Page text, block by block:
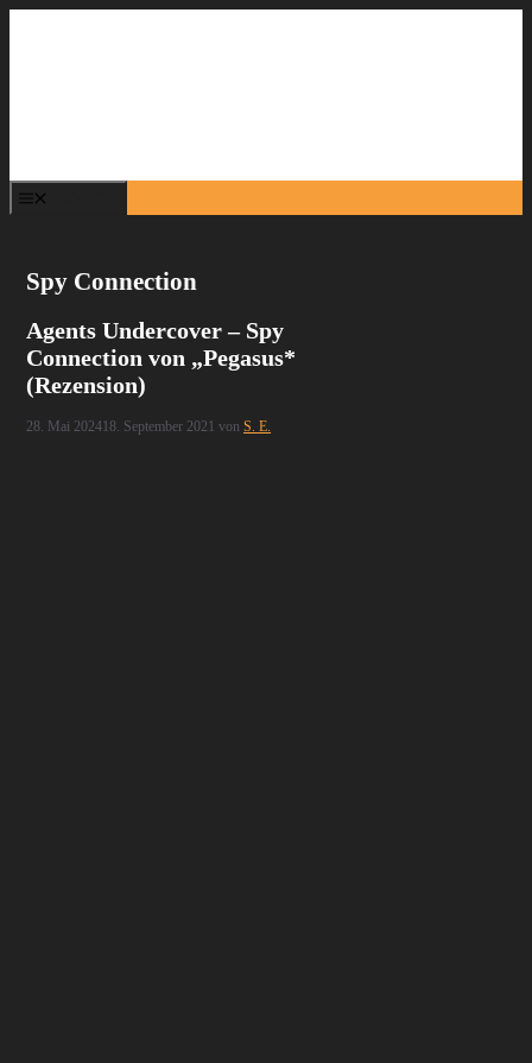
Spy Connection
Agents Undercover – Spy
Connection von „Pegasus*
(Rezension)
28. Mai 202418. September 2021 vonS. E.